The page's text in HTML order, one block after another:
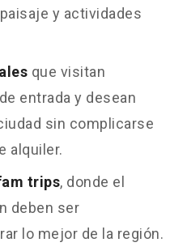
y actividades
que visitan
entrada y desean
sin complicarse
alquiler.
trips, donde el
deben ser
lo mejor de la región.